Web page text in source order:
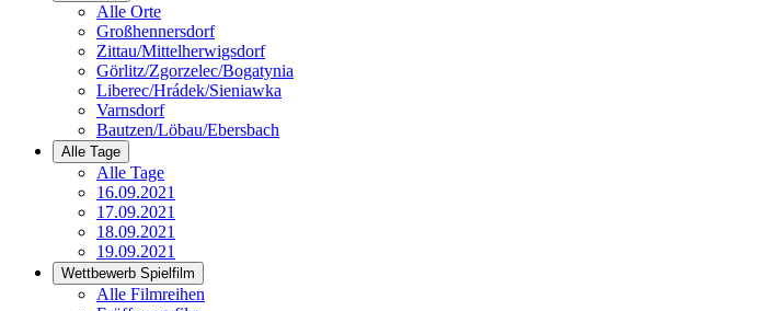
Alle Orte
Großhennersdorf
Zittau/Mittelherwigsdorf
Görlitz/Zgorzelec/Bogatynia
Liberec/Hrádek/Sieniawka
Varnsdorf
Bautzen/Löbau/Ebersbach
Alle Tage
Alle Tage
16.09.2021
17.09.2021
18.09.2021
19.09.2021
Wettbewerb Spielfilm
Alle Filmreihen